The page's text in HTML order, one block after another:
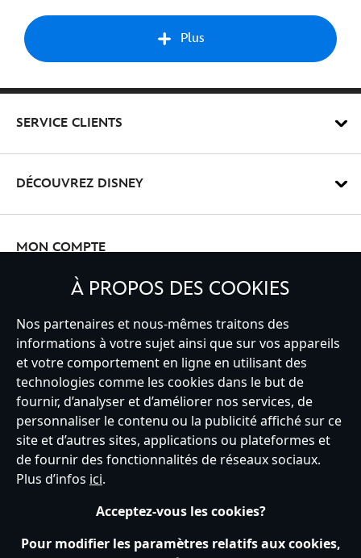
Plus
SERVICE CLIENTS
DÉCOUVREZ DISNEY
MON COMPTE
France
Service clients Conditions d’utilisation
Politique de cookies
Notice relative à la confidentialité
s172 Statements
Accessibility
À PROPOS DES COOKIES
Nos partenaires et nous-mêmes traitons des
informations à votre sujet ainsi que sur vos appareils
et votre comportement en ligne en utilisant des
technologies comme les cookies dans le but de
fournir, d’analyser et d’améliorer nos services, de
personnaliser le contenu ou la publicité affiché sur ce
site et d’autres sites, applications ou plateformes et
de fournir des fonctionnalités de réseaux sociaux.
Plus d’infos ici.
Acceptez-vous les cookies?
Pour modifier les paramètres relatifs aux cookies,